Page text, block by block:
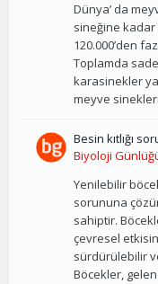
Dünya’ da
sineğine kadar
120.000’den
Toplamda
karasinekler
meyve
Besin kıtlığı
kullanılabilir
Biyoloji
Yenilebilir
sorununa
sahiptir.
çevresel
sürdürülebilir
Böcekler,